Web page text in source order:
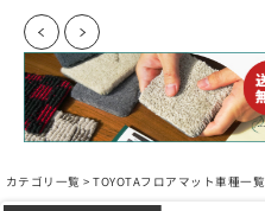
カテゴリ一覧 >TOYOTAフロアマット車種一覧